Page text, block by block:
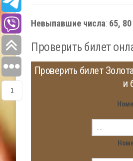
Невыпавшие числа: 65, 80
Проверить билет
Проверить билет
и
1